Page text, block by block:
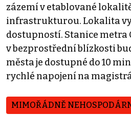
zázemí v etablované
infrastrukturou. Lokalita
dostupností. Stanice metra
v bezprostřední blízkosti
města je dostupné do 10
rychlé napojení na
MIMOŘÁDNĚ